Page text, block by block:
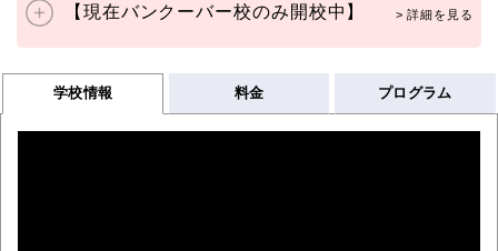
【現在バンクーバー校のみ開校中】
学校情報 料金 プログラム